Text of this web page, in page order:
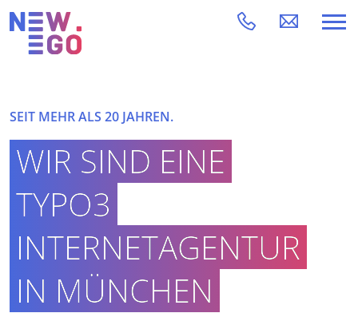
SEIT MEHR ALS 20 JAHREN.
WIR SIND EINE
TYPO3
INTERNETAGENTUR
IN MÜNCHEN